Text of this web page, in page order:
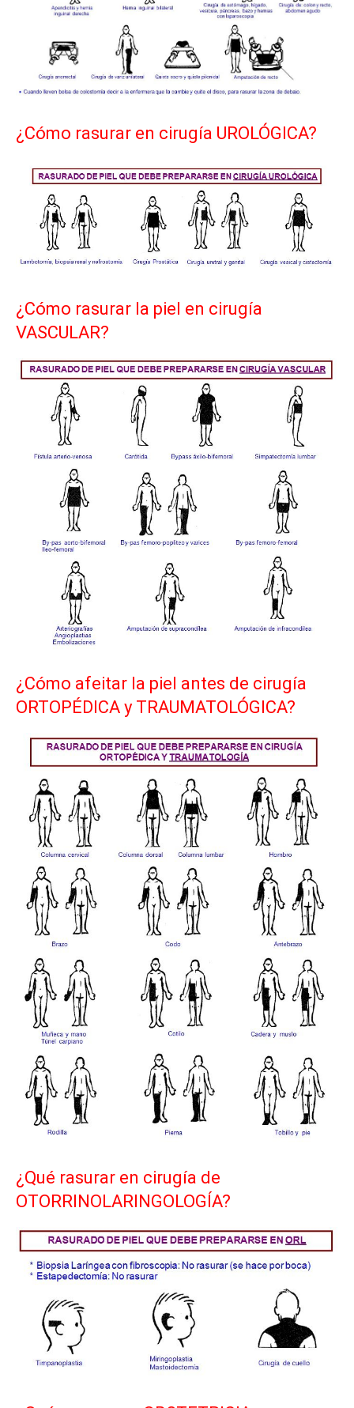
¿Cómo rasurar en cirugía UROLÓGICA?
¿Cómo rasurar la piel en cirugía
VASCULAR?
¿Cómo afeitar la piel antes de cirugía
ORTOPÉDICA y TRAUMATOLÓGICA?
¿Qué rasurar en cirugía de
OTORRINOLARINGOLOGÍA?